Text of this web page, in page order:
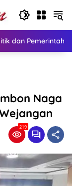
dan
Naga
219